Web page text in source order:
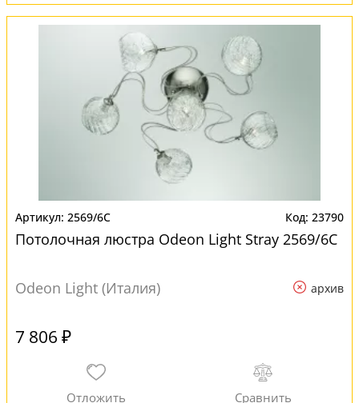
2569/6C 23790
Потолочная люстра Odeon Light Stray 2569/6C
Odeon Light (Италия) архив
7 806 ₽